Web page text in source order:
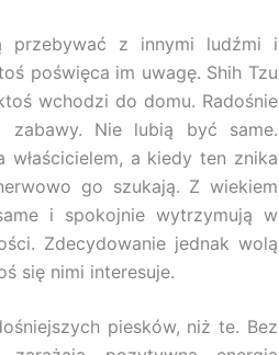
przebywać z innymi ludźmi i
poświęca im uwagę. Shih Tzu
wchodzi do domu. Radośnie
Nie lubią być same.
a kiedy ten znika
go szukają. Z wiekiem
i spokojnie wytrzymują w
Zdecydowanie jednak wolą
się nimi interesuje.
piesków, niż te. Bez